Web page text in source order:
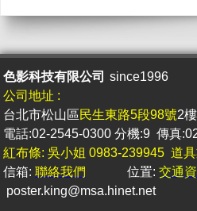
色影科技有限公司 since1996
公司地址 :
台北市松山區民生東路5段98號2
電話:02-2545-0300 分機:9 傳真
紅布條: 吳小姐 0983-239945 道
信箱: 聯絡我們 位置: 交通